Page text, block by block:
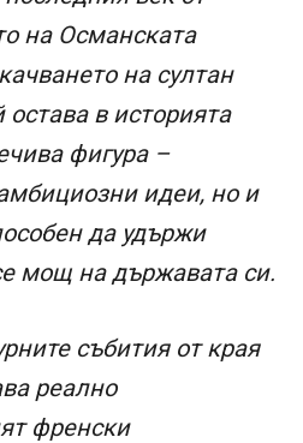
на Османската
на султан
в историята
фигура –
идеи, но и
да удържи
мощ на държавата си.
събития от края
реално
френски